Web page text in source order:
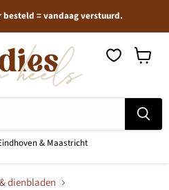
besteld = vandaag verstuurd.
& Maastricht
dienbladen